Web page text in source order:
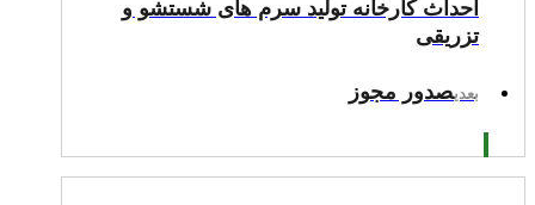
احداث کارخانه تولید سرم های شستشو و
تزریقی
بعدیصدور مجوز